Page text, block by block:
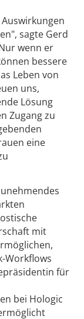
sagte Gerd
wenn er
bessere
Leben von
uns,
Lösung
Zugang zu
eine
mit
Workflows
für
bei Hologic